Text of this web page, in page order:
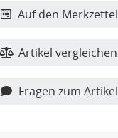
Auf den Merkzettel
Artikel vergleichen
Fragen zum Artikel